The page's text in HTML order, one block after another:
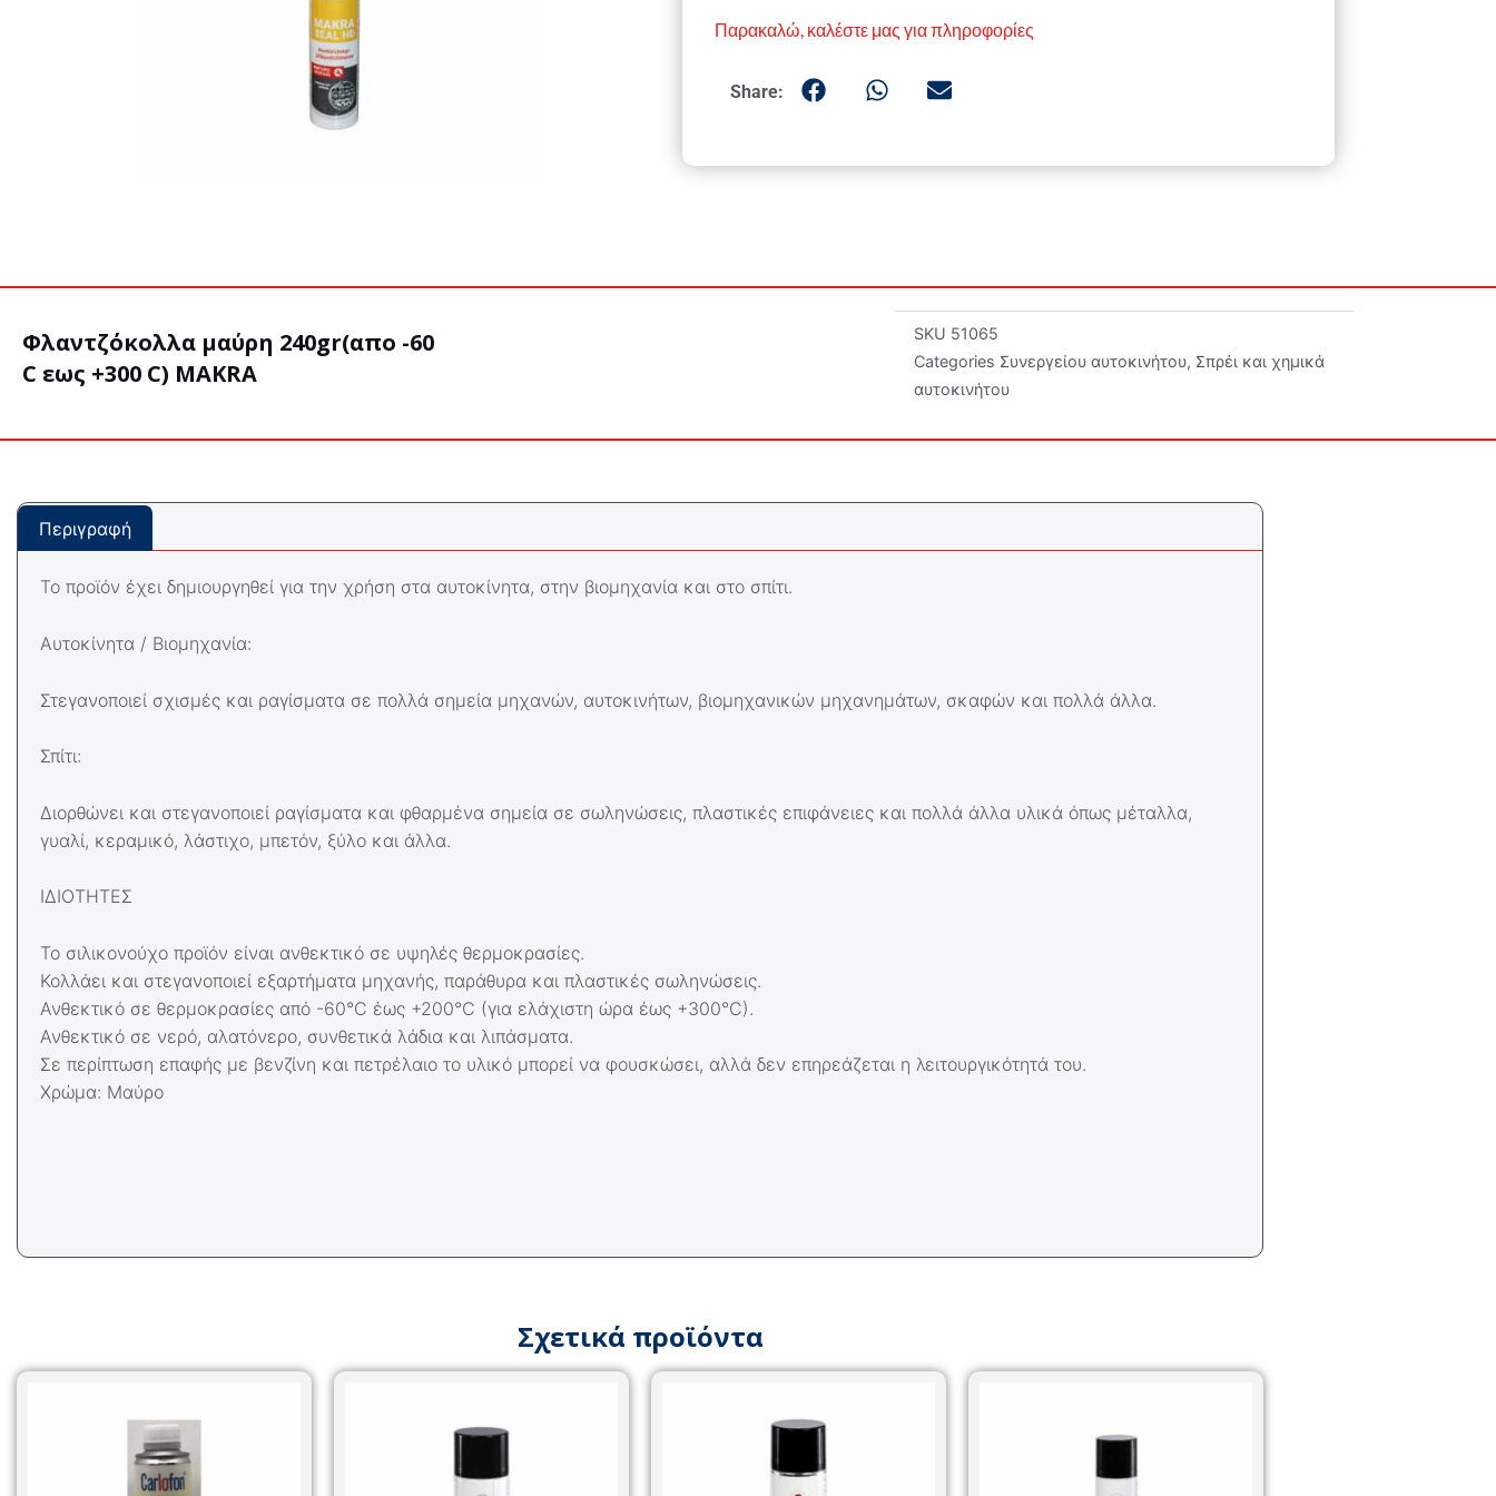
Παρακαλώ, καλέστε μας για πληροφορίες
Share:
Φλαντζόκολλα μαύρη 240gr(απο -60
C εως +300 C) MAKRA
SKU 51065
Categories Συνεργείου αυτοκινήτου, Σπρέι και χημικά
αυτοκινήτου
Περιγραφή
Το προϊόν έχει δημιουργηθεί για την χρήση στα αυτοκίνητα, στην βιομηχανία και στο σπίτι.
Αυτοκίνητα / Βιομηχανία:
Στεγανοποιεί σχισμές και ραγίσματα σε πολλά σημεία μηχανών, αυτοκινήτων, βιομηχανικών μηχανημάτων, σκαφών και πολλά άλλα.
Σπίτι:
Διορθώνει και στεγανοποιεί ραγίσματα και φθαρμένα σημεία σε σωληνώσεις, πλαστικές επιφάνειες και πολλά άλλα υλικά όπως μέταλλα,
γυαλί, κεραμικό, λάστιχο, μπετόν, ξύλο και άλλα.
ΙΔΙΟΤΗΤΕΣ
Το σιλικονούχο προϊόν είναι ανθεκτικό σε υψηλές θερμοκρασίες.
Κολλάει και στεγανοποιεί εξαρτήματα μηχανής, παράθυρα και πλαστικές σωληνώσεις.
Ανθεκτικό σε θερμοκρασίες από -60°C έως +200°C (για ελάχιστη ώρα έως +300°C).
Ανθεκτικό σε νερό, αλατόνερο, συνθετικά λάδια και λιπάσματα.
Σε περίπτωση επαφής με βενζίνη και πετρέλαιο το υλικό μπορεί να φουσκώσει, αλλά δεν επηρεάζεται η λειτουργικότητά του.
Χρώμα: Μαύρο
Σχετικά προϊόντα